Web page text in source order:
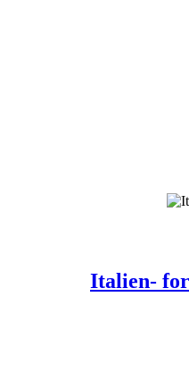
Italien-